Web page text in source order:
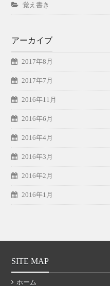
覚え書き
アーカイブ
2017年8月
2017年7月
2016年11月
2016年6月
2016年4月
2016年3月
2016年2月
2016年1月
SITE MAP
ホーム